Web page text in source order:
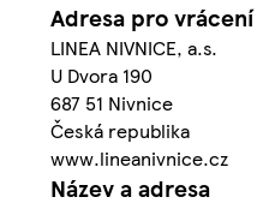
Adresa pro vrácení
LINEA NIVNICE, a.s.
U Dvora 190
687 51 Nivnice
Česká republika
www.lineanivnice.cz
Název a adresa